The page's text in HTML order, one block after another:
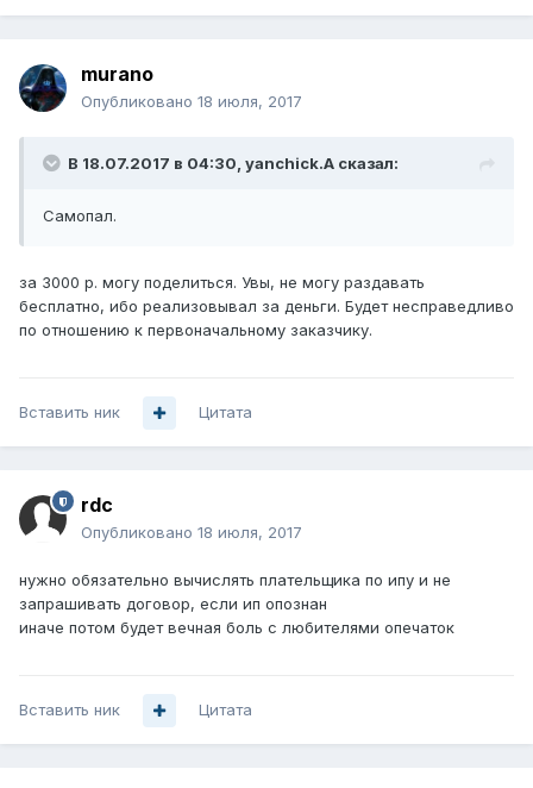
murano
Опубликовано 18 июля, 2017
В 18.07.2017 в 04:30, yanchick.A сказал:
Самопал.
за 3000 р. могу поделиться. Увы, не могу раздавать
бесплатно, ибо реализовывал за деньги. Будет несправедливо
по отношению к первоначальному заказчику.
Вставить ник Цитата
rdc
Опубликовано 18 июля, 2017
нужно обязательно вычислять плательщика по ипу и не
запрашивать договор, если ип опознан
иначе потом будет вечная боль с любителями опечаток
Вставить ник Цитата